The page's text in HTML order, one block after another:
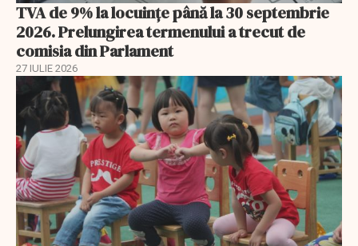
TVA de 9% la locuințe până la 30 septembrie
2026. Prelungirea termenului a trecut de
comisia din Parlament
27 IULIE 2026